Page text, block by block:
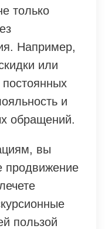
только
Например,
или
и
обращений.
вы
продвижение
пользой